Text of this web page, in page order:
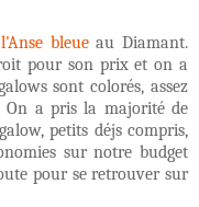
bleueau Diamant.
pour son prix et on a
sont colorés, assez
On a pris la majorité de
petits déjs compris,
sur notre budget
pour se retrouver sur